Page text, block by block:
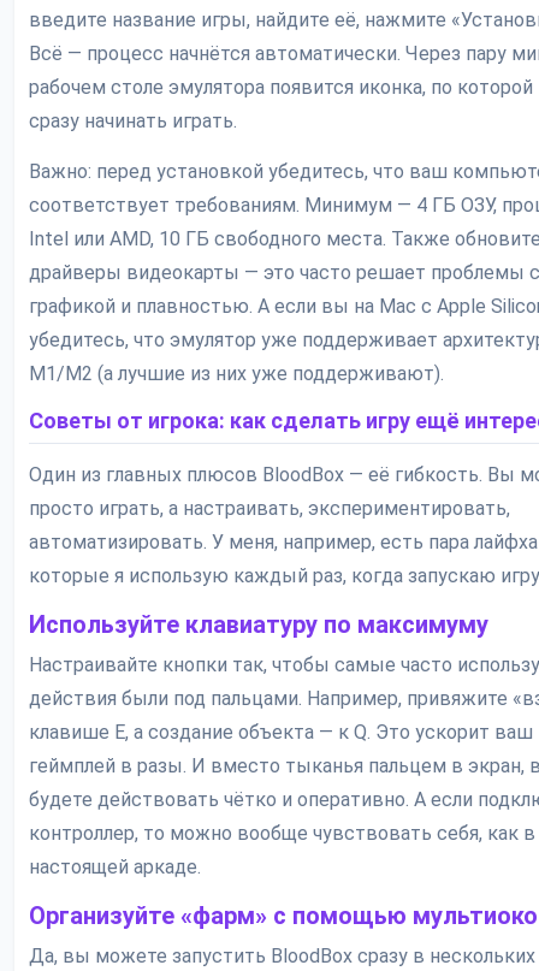
введите название игры, найдите её, нажмите
Всё — процесс начнётся автоматически. Через пару
рабочем столе эмулятора появится иконка, по
сразу начинать играть.
Важно: перед установкой убедитесь, что ваш
соответствует требованиям. Минимум — 4 ГБ ОЗУ,
Intel или AMD, 10 ГБ свободного места. Также
драйверы видеокарты — это часто решает проблемы с
графикой и плавностью. А если вы на Mac с Apple
убедитесь, что эмулятор уже поддерживает
M1/M2 (а лучшие из них уже поддерживают).
Советы от игрока: как сделать игру ещё
Один из главных плюсов BloodBox — её гибкость. Вы
просто играть, а настраивать, экспериментировать,
автоматизировать. У меня, например, есть пара
которые я использую каждый раз, когда запускаю
Используйте клавиатуру по максимуму
Настраивайте кнопки так, чтобы самые часто
действия были под пальцами. Например, привяжите
клавише E, а создание объекта — к Q. Это ускорит ваш
геймплей в разы. И вместо тыканья пальцем в экран,
будете действовать чётко и оперативно. А если
контроллер, то можно вообще чувствовать себя, как в
настоящей аркаде.
Организуйте «фарм» с помощью
Да, вы можете запустить BloodBox сразу в нескольких